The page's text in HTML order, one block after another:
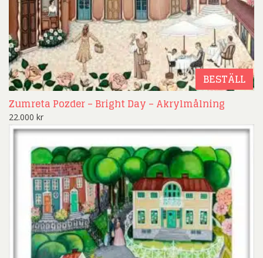
BESTÄLL
Zumreta Pozder – Bright Day – Akrylmålning
22.000 kr